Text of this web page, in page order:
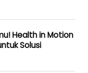
Health in Motion
Solusi